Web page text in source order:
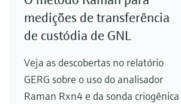
medições de transferência
de custódia de GNL
Veja as descobertas no relatório
GERG sobre o uso do analisador
Raman Rxn4 e da sonda criogênica